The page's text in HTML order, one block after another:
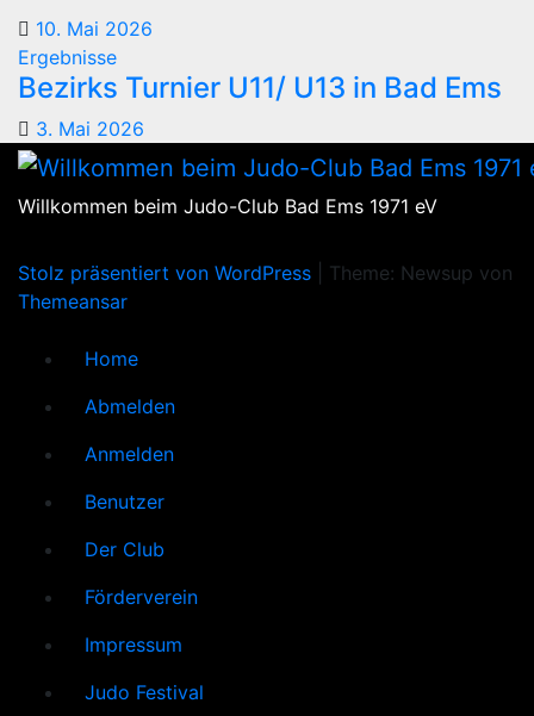
10. Mai 2026
Ergebnisse
Bezirks Turnier U11/ U13 in Bad Ems
3. Mai 2026
Willkommen beim Judo-Club Bad Ems 1971 eV
Stolz präsentiert von WordPress
Theme: Newsup von
Themeansar
Home
Abmelden
Anmelden
Benutzer
Der Club
Förderverein
Impressum
Judo Festival